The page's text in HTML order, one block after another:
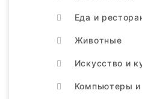
Еда и
Животные
Искусство и
Компьютеры и